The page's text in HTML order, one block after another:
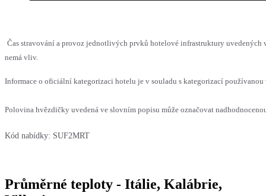
Čas stravování a provoz jednotlivých prvků hotelové infrastruktury uvedených
nemá vliv.
Informace o oficiální kategorizaci hotelu je v souladu s kategorizací
Polovina hvězdičky uvedená ve slovním popisu může označovat
Kód nabídky: SUF2MRT
Průměrné teploty - Itálie, Kalábrie,